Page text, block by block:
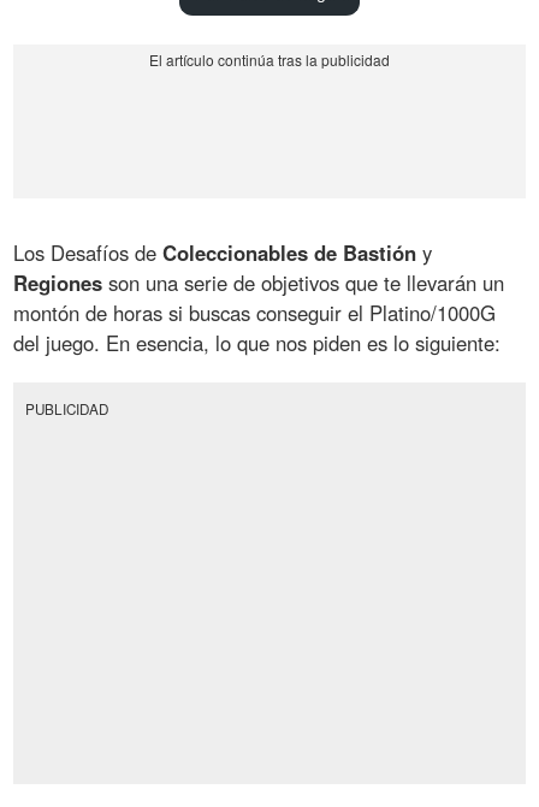
Los Desafíos deColeccionables de Bastión y
Regiones son una serie de objetivos que te llevarán un
montón de horas si buscas conseguir el Platino/1000G
del juego. En esencia, lo que nos piden es lo siguiente:
PUBLICIDAD